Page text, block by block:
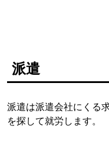
派遣
派遣は派遣会社にくる
を探して就労します。